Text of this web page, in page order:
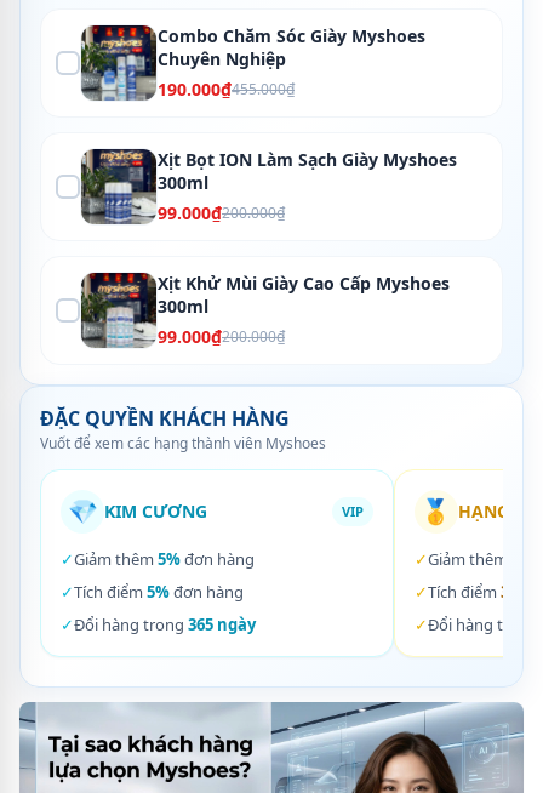
Combo Chăm Sóc Giày Myshoes
Chuyên Nghiệp
190.000₫455.000₫
Xịt Bọt ION Làm Sạch Giày Myshoes
300ml
99.000₫200.000₫
Xịt Khử Mùi Giày Cao Cấp Myshoes
300ml
99.000₫200.000₫
ĐẶC QUYỀN KHÁCH HÀNG
Vuốt để xem các hạng thành viên Myshoes
💎 KIM CƯƠNG VIP
✓Giảm thêm 5%đơn hàng
✓Tích điểm 5%đơn hàng
✓Đổi hàng trong 365 ngày
🥇 HẠNG
✓Giảm thêm
✓Tích điểm 3%
✓Đổi hàng trong